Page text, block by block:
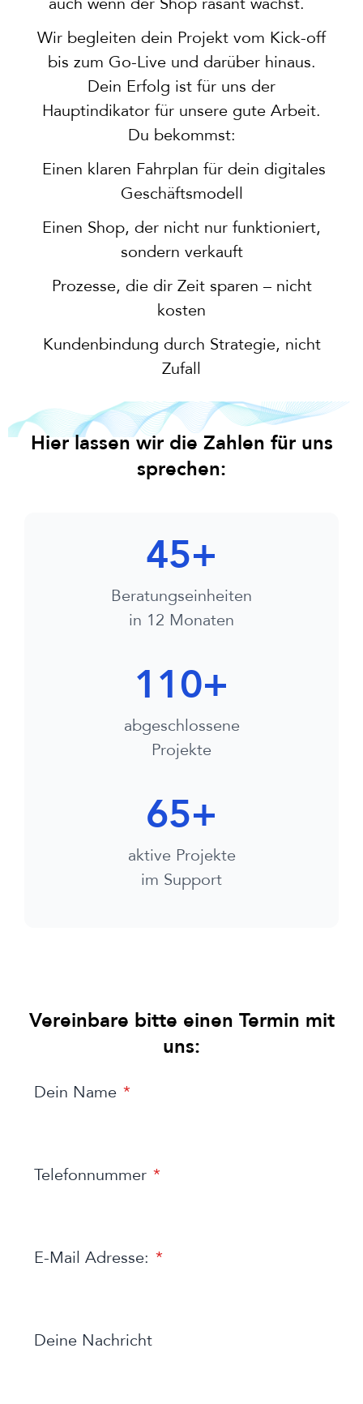
auch wenn der Shop rasant wächst.
Wir begleiten dein Projekt vom Kick-off
bis zum Go-Live und darüber hinaus.
Dein Erfolg ist für uns der
Hauptindikator für unsere gute Arbeit.
Du bekommst:
Einen klaren Fahrplan für dein digitales
Geschäftsmodell
Einen Shop, der nicht nur funktioniert,
sondern verkauft
Prozesse, die dir Zeit sparen – nicht
kosten
Kundenbindung durch Strategie, nicht
Zufall
Hier lassen wir die Zahlen für uns
sprechen:
45+
Beratungseinheiten
in 12 Monaten
110+
abgeschlossene
Projekte
65+
aktive Projekte
im Support
Vereinbare bitte einen Termin mit
uns:
Dein Name
Telefonnummer
E-Mail Adresse:
Deine Nachricht